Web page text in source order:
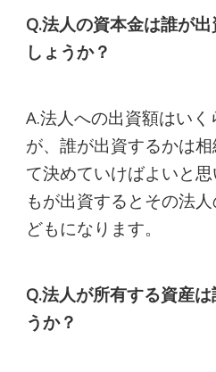
Q.法人の資本金は誰が
しょうか？
A.法人への出資額はい
が、誰が出資するかは
て決めていけばよいと
もが出資するとその法
どもになります。
Q.法人が所有する資産
うか？